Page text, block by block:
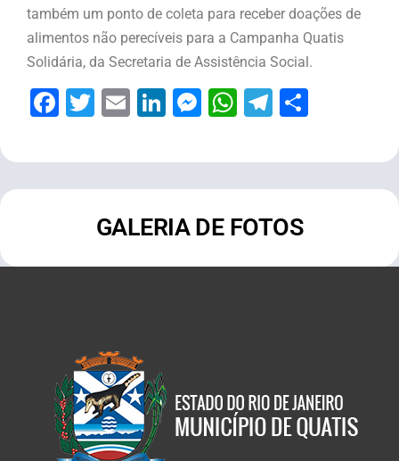
também um ponto de coleta para receber doações de
alimentos não perecíveis para a Campanha Quatis
Solidária, da Secretaria de Assistência Social.
Facebook
Twitter
EmailLinkedIn
Messenger
WhatsApp
Telegram
GALERIA DE FOTOS